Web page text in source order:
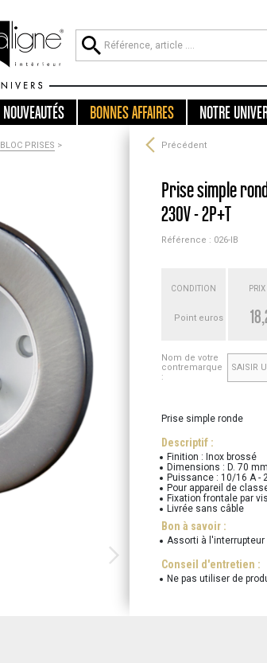
NOUVEAUTÉS BONNES AFFAIRES NOTRE
BLOC PRISES >
Précédent
Prise simple
230V - 2P+T
Référence : 026-IB
CONDITION
Point euros
Nom de votre
contremarque
:
Prise simple ronde
Descriptif :
Finition : Inox brossé
Dimensions : D. 70
Puissance : 10/16 A -
Pour appareil de
Fixation frontale par vis
Livrée sans câble
Bon à savoir :
Assorti à l'interrupteur
Conseil d'entretien :
Ne pas utiliser de